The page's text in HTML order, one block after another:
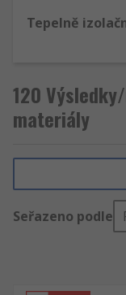
Tepelně
120
materiály
Seřazeno podle